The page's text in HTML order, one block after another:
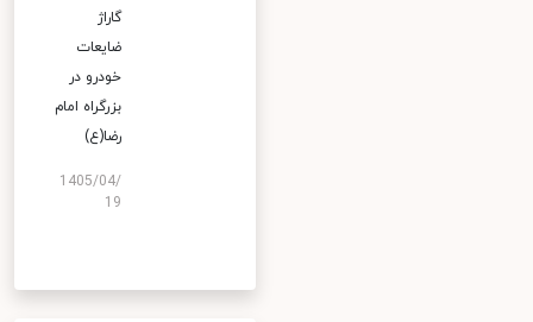
گاراژ
ضایعات
خودرو در
بزرگراه امام
رضا(ع)
1405/04/
19